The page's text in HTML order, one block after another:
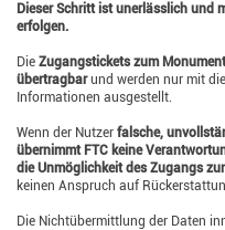
Dieser Schritt ist unerlässlich und
erfolgen.
Die Zugangstickets zum
übertragbarund werden nur mit
Informationen ausgestellt.
Wenn der Nutzer falsche,
übernimmt FTC keine
die Unmöglichkeit des Zugangs
keinen Anspruch auf
Die Nichtübermittlung der Daten